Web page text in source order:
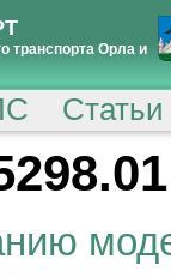
транспорта Орла и